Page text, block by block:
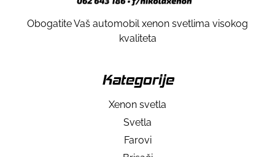
Obogatite Vaš automobil xenon svetlima visokog
kvaliteta
Kategorije
Xenon svetla
Svetla
Farovi